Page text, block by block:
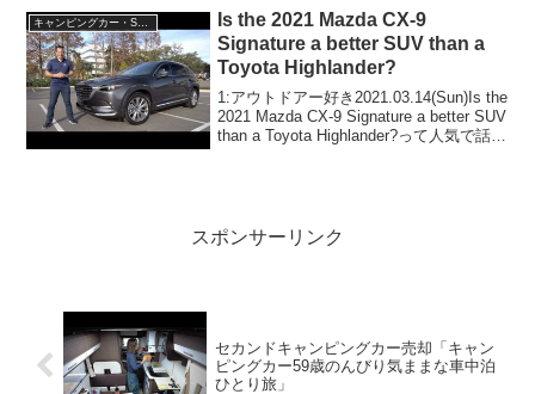
好...
キャンピングカー・SUV人気車種
Is the 2021 Mazda CX-9
Signature a better SUV than a
Toyota Highlander?
1:アウトドアー好き2021.03.14(Sun)Is the
2021 Mazda CX-9 Signature a better SUV
than a Toyota Highlander?って人気で話題
スポンサーリンク
セカンドキャンピングカー売却「キャン
ピングカー59歳のんびり気ままな車中泊
ひとり旅」